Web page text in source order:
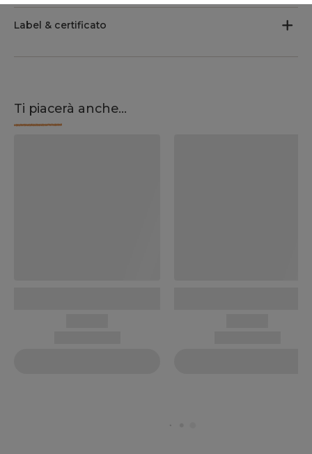
Label & certificato
Ti piacerà anche...